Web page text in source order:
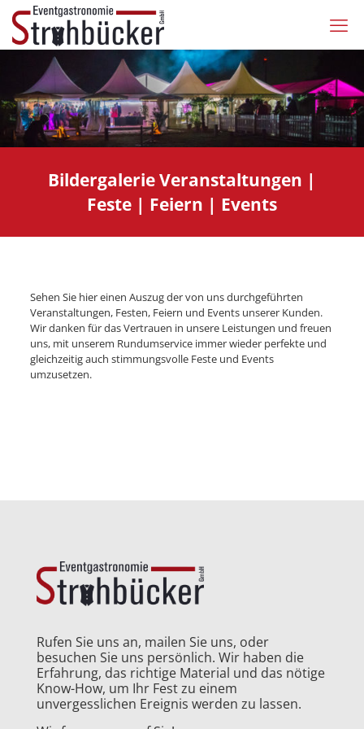
Bildergalerie Veranstaltungen |
Feste | Feiern | Events
Sehen Sie hier einen Auszug der von uns durchgeführten
Veranstaltungen, Festen, Feiern und Events unserer Kunden.
Wir danken für das Vertrauen in unsere Leistungen und freuen
uns, mit unserem Rundumservice immer wieder perfekte und
gleichzeitig auch stimmungsvolle Feste und Events
umzusetzen.
Rufen Sie uns an, mailen Sie uns, oder
besuchen Sie uns persönlich. Wir haben die
Erfahrung, das richtige Material und das nötige
Know-How, um Ihr Fest zu einem
unvergesslichen Ereignis werden zu lassen.